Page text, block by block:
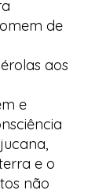
de
aos
e
e o
não